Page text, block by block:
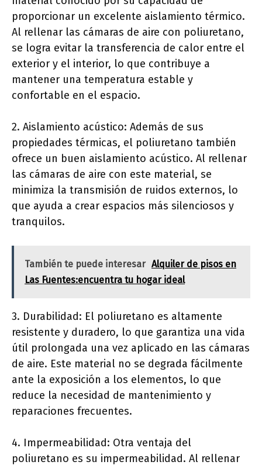
proporcionar un excelente aislamiento térmico.
Al rellenar las cámaras de aire con poliuretano,
se logra evitar la transferencia de calor entre el
exterior y el interior, lo que contribuye a
mantener una temperatura estable y
confortable en el espacio.
2. Aislamiento acústico: Además de sus
propiedades térmicas, el poliuretano también
ofrece un buen aislamiento acústico. Al rellenar
las cámaras de aire con este material, se
minimiza la transmisión de ruidos externos, lo
que ayuda a crear espacios más silenciosos y
tranquilos.
También te puede interesar Alquiler de pisos en
Las Fuentes:encuentra tu hogar ideal
3. Durabilidad: El poliuretano es altamente
resistente y duradero, lo que garantiza una vida
útil prolongada una vez aplicado en las cámaras
de aire. Este material no se degrada fácilmente
ante la exposición a los elementos, lo que
reduce la necesidad de mantenimiento y
reparaciones frecuentes.
4. Impermeabilidad: Otra ventaja del
poliuretano es su impermeabilidad. Al rellenar